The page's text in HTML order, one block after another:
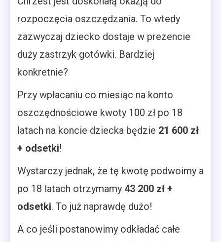
rozpoczęcia oszczędzania. To wtedy
zazwyczaj dziecko dostaje w prezencie
duży zastrzyk gotówki. Bardziej
konkretnie?
Przy wpłacaniu co miesiąc na konto
oszczędnościowe kwoty 100 zł po 18
latach na koncie dziecka będzie 21 600 zł
+ odsetki!
Wystarczy jednak, że tę kwotę podwoimy a
po 18 latach otrzymamy 43 200 zł +
odsetki. To już naprawdę dużo!
A co jeśli postanowimy odkładać całe